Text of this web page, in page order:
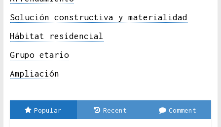
Solución constructiva y materialidad
Hábitat residencial
Grupo etario
Ampliación
Popular Recent Comment